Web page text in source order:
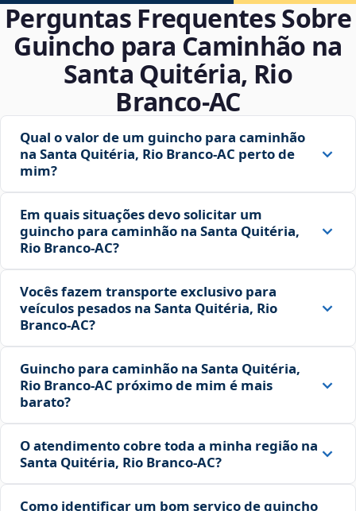
Perguntas Frequentes Sobre
Guincho para Caminhão na
Santa Quitéria, Rio
Branco‑AC
Qual o valor de um guincho para caminhão
na Santa Quitéria, Rio Branco‑AC perto de
mim?
Em quais situações devo solicitar um
guincho para caminhão na Santa Quitéria,
Rio Branco‑AC?
Vocês fazem transporte exclusivo para
veículos pesados na Santa Quitéria, Rio
Branco‑AC?
Guincho para caminhão na Santa Quitéria,
Rio Branco‑AC próximo de mim é mais
barato?
O atendimento cobre toda a minha região na
Santa Quitéria, Rio Branco‑AC?
Como identificar um bom serviço de guincho